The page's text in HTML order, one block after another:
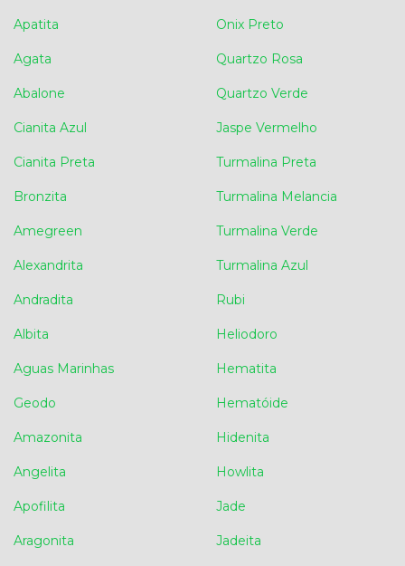
Apatita
Agata
Abalone
Cianita Azul
Cianita Preta
Bronzita
Amegreen
Alexandrita
Andradita
Albita
Aguas Marinhas
Geodo
Amazonita
Angelita
Apofilita
Aragonita
Onix Preto
Quartzo Rosa
Quartzo Verde
Jaspe Vermelho
Turmalina Preta
Turmalina Melancia
Turmalina Verde
Turmalina Azul
Rubi
Heliodoro
Hematita
Hematóide
Hidenita
Howlita
Jade
Jadeita